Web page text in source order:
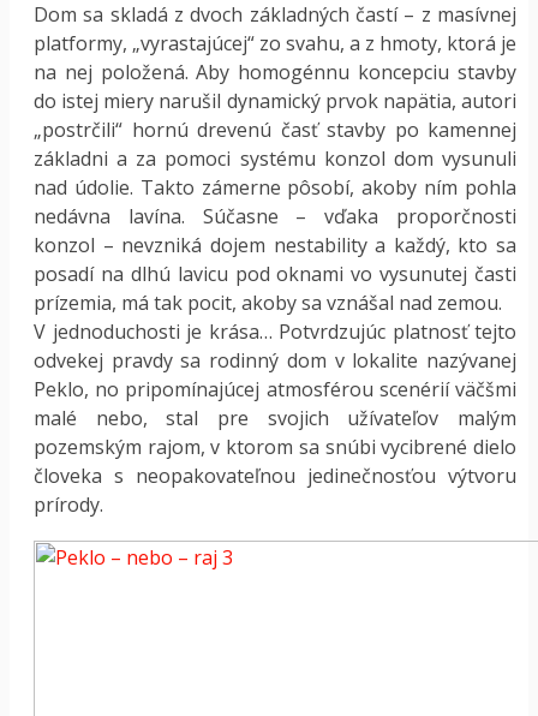
Dom sa skladá z dvoch základných častí – z masívnej
platformy, „vyrastajúcej“ zo svahu, a z hmoty, ktorá je
na nej položená. Aby homogénnu koncepciu stavby
do istej miery narušil dynamický prvok napätia, autori
„postrčili“ hornú drevenú časť stavby po kamennej
základni a za pomoci systému konzol dom vysunuli
nad údolie. Takto zámerne pôsobí, akoby ním pohla
nedávna lavína. Súčasne – vďaka proporčnosti
konzol – nevzniká dojem nestability a každý, kto sa
posadí na dlhú lavicu pod oknami vo vysunutej časti
prízemia, má tak pocit, akoby sa vznášal nad zemou.
V jednoduchosti je krása… Potvrdzujúc platnosť tejto
odvekej pravdy sa rodinný dom v lokalite nazývanej
Peklo, no pripomínajúcej atmosférou scenérií väčšmi
malé nebo, stal pre svojich užívateľov malým
pozemským rajom, v ktorom sa snúbi vycibrené dielo
človeka s neopakovateľnou jedinečnosťou výtvoru
prírody.